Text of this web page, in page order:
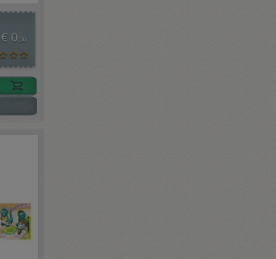
€ 0,50